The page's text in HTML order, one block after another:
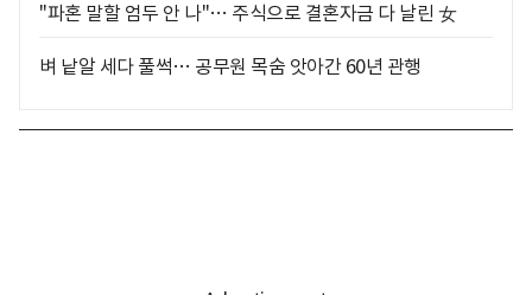
"파혼 말할 엄두 안 나"… 주식으로 결혼자금 다 날린 女
벼 낱알 세다 풀썩… 공무원 목숨 앗아간 60년 관행